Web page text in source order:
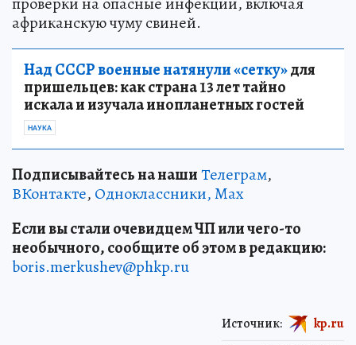
африканскую чуму свиней.
Над СССР военные натянули «сетку»для
пришельцев: как страна 13 лет тайно
искала и изучала инопланетных гостей
НАУКА
Подписывайтесь на нашиТелеграм,
ВКонтакте, Одноклассники,Max
Если вы стали очевидцем ЧП или чего-то
необычного, сообщите об этом в редакцию:
boris.merkushev@phkp.ru
Источник: kp.ru